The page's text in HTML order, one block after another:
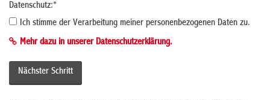
Datenschutz:*
Ich stimme der Verarbeitung meiner personenbezogenen Daten zu.
Mehr dazu in unserer Datenschutzerklärung.